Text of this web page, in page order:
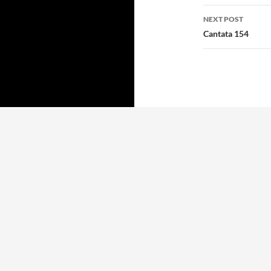
NEXT POST
Cantata 154